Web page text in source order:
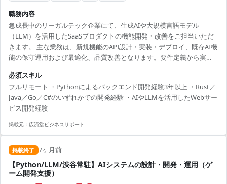
職務内容
急成長中のリーガルテック企業にて、生成AIや大規模言語モデル
（LLM）を活用したSaaSプロダクトの機能開発・改善をご担当いただ
きます。 主な業務は、新規機能のAPI設計・実装・デプロイ、既存AI機
能の保守運用および最適化、品質改善となります。要件定義から実
です。 フルリモート・フレックス（コアタイム11:00-15:00）で、業務
委託メンバーも多く意見を出しやすい環境です。
必須スキル
フルリモート ・Pythonによるバックエンド開発経験3年以上 ・Rust／
Java／Go／C#のいずれかでの開発経験 ・AIやLLMを活用したWebサー
ビス開発経験
掲載元： 広済堂ビジネスサポート
掲載終了 7ヶ月前
【Python/LLM/渋谷常駐】AIシステムの設計・開発・運用（ゲ
ーム開発支援）